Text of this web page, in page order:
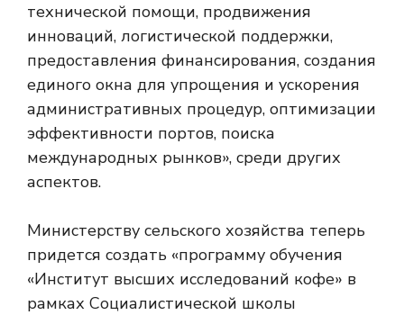
технической помощи, продвижения
инноваций, логистической поддержки,
предоставления финансирования, создания
единого окна для упрощения и ускорения
административных процедур, оптимизации
эффективности портов, поиска
международных рынков», среди других
аспектов.
Министерству сельского хозяйства теперь
придется создать «программу обучения
«Институт высших исследований кофе» в
рамках Социалистической школы